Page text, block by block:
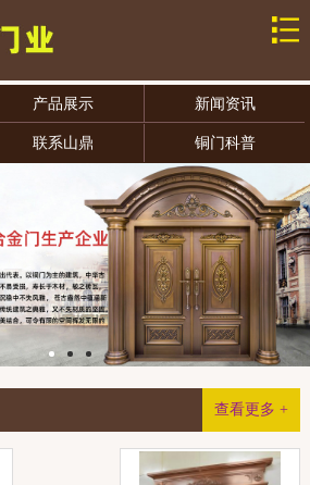
产品展示 新闻资讯
联系山鼎 铜门科普
查看更多 +